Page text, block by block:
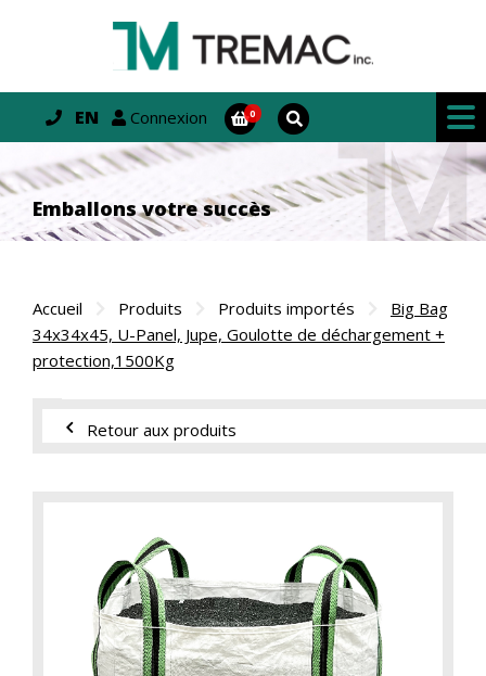
EN Connexion
Emballons votre succès
Accueil Produits Produits importés
Big Bag
34x34x45, U-Panel, Jupe, Goulotte de déchargement +
protection,1500Kg
Retour aux produits